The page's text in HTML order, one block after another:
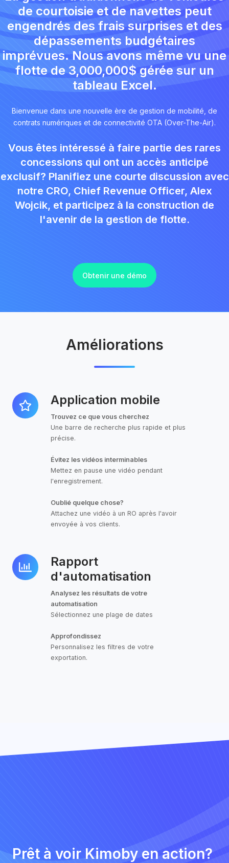
de courtoisie et de navettes peut
engendrés des frais surprises et des
dépassements budgétaires
imprévues. Nous avons même vu une
flotte de 3,000,000$ gérée sur un
tableau Excel.
Bienvenue dans une nouvelle ère de gestion de mobilité, de
contrats numériques et de connectivité OTA (Over-The-Air).
Vous êtes intéressé à faire partie des rares
concessions qui ont un accès anticipé
exclusif? Planifiez une courte discussion avec
notre CRO, Chief Revenue Officer, Alex
Wojcik, et participez à la construction de
l'avenir de la gestion de flotte.
Obtenir une démo
Améliorations
Application mobile
Trouvez ce que vous cherchez
Une barre de recherche plus rapide et plus
précise.
Évitez les vidéos interminables
Mettez en pause une vidéo pendant
l'enregistrement.
Oublié quelque chose?
Attachez une vidéo à un RO après l'avoir
envoyée à vos clients.
Application
mobile
Rapport
d'automatisation
Analysez les résultats de votre
automatisation
Sélectionnez une plage de dates
Approfondissez
Personnalisez les filtres de votre
exportation.
Rapport
d'automatisation
Prêt à voir Kimoby en action?